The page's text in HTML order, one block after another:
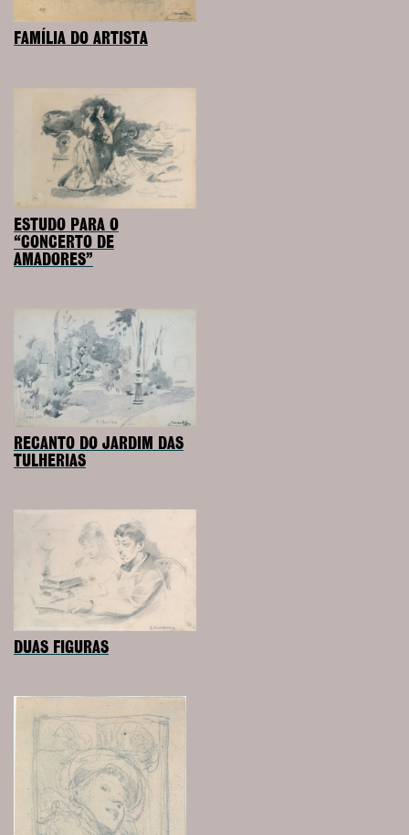
FAMÍLIA DO ARTISTA
ESTUDO PARA O
“CONCERTO DE
AMADORES”
RECANTO DO JARDIM DAS
TULHERIAS
DUAS FIGURAS